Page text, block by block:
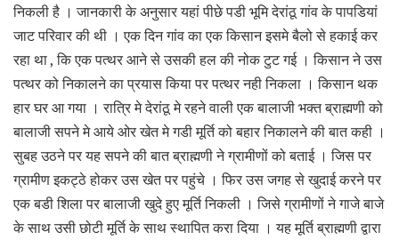
निकली है । जानकारी के अनुसार यहां पीछे पडी भूमि देरांठू गांव के पापडियां
जाट परिवार की थी । एक दिन गांव का एक किसान इसमे बैलो से हकाई कर
रहा था , कि एक पत्थर आने से उसकी हल की नोक टुट गई । किसान ने उस
पत्थर को निकालने का प्रयास किया पर पत्थर नही निकला । किसान थक
हार घर आ गया । रात्रि मे देरांठू मे रहने वाली एक बालाजी भक्त ब्राह्मणी को
बालाजी सपने मे आये ओर खेत मे गडी मूर्ति को बहार निकालने की बात कही ।
सुबह उठने पर यह सपने की बात ब्राह्मणी ने ग्रामीणों को बताई । जिस पर
ग्रामीण इकट्ठे होकर उस खेत पर पहुंचे । फिर उस जगह से खुदाई करने पर
एक बडी शिला पर बालाजी खुदे हुए मूर्ति निकली । जिसे ग्रामीणों ने गाजे बाजे
के साथ उसी छोटी मूर्ति के साथ स्थापित करा दिया । यह मूर्ति ब्राह्मणी द्वारा